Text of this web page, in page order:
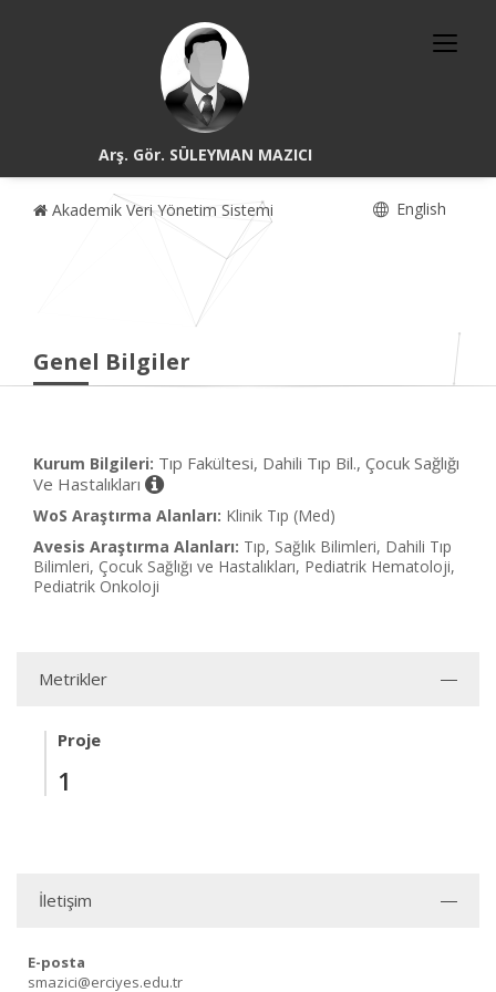
Arş. Gör. SÜLEYMAN MAZICI
Akademik Veri Yönetim Sistemi English
Genel Bilgiler
Kurum Bilgileri: Tıp Fakültesi, Dahili Tıp Bil., Çocuk Sağlığı
Ve Hastalıkları
WoS Araştırma Alanları: Klinik Tıp (Med)
Avesis Araştırma Alanları: Tıp, Sağlık Bilimleri, Dahili Tıp
Bilimleri, Çocuk Sağlığı ve Hastalıkları, Pediatrik Hematoloji,
Pediatrik Onkoloji
Metrikler
Proje
1
İletişim
E-posta
smazici@erciyes.edu.tr